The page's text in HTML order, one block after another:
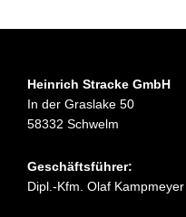
Heinrich Stracke GmbH
In der Graslake 50
58332 Schwelm
Geschäftsführer:
Dipl.-Kfm. Olaf Kampmeyer